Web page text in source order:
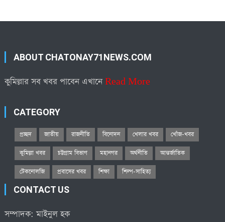
ABOUT CHATONAY71NEWS.COM
কুমিল্লার সব খবর পাবেন এখানেRead More
CATEGORY
প্রচ্ছদ জাতীয় রাজনীতি বিনোদন খেলার খবর খোঁজ-খবর
কুমিল্লা খবর চট্টগ্রাম বিভাগ মহানগর অর্থনীতি আন্তর্জাতিক
টেকনোলজি প্রবাসের খবর শিক্ষা শিল্প-সাহিত্য
CONTACT US
সম্পাদক: মাইনুল হক